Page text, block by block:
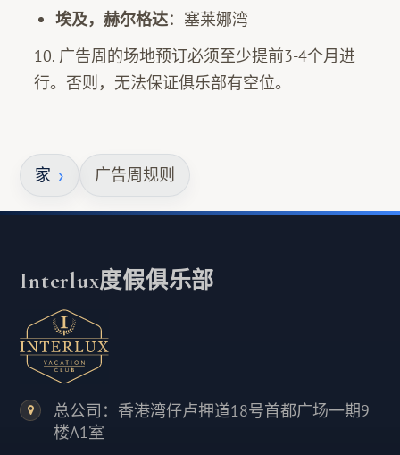
埃及，赫尔格达：塞莱娜湾
10. 广告周的场地预订必须至少提前3-4个月进
行。否则，无法保证俱乐部有空位。
家 广告周规则
Interlux度假俱乐部
总公司：香港湾仔卢押道18号首都广场一期9
楼A1室